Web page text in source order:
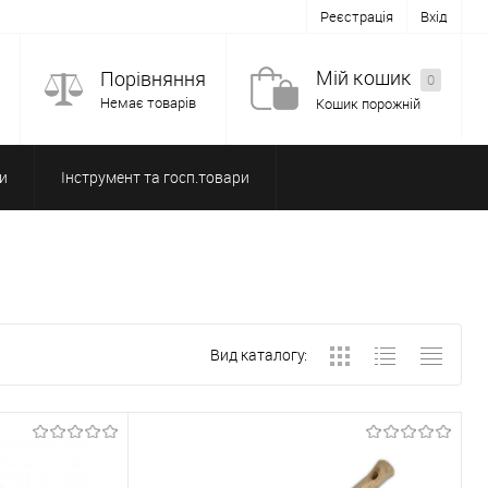
Реєстрація Вхід
Порівняння
Немає товарів
Мій кошик
0
Кошик порожній
Інструмент та госп.товари
Вид каталогу: